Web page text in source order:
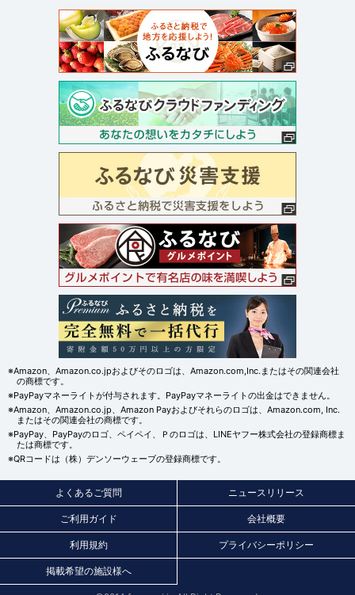
※Amazon、Amazon.co.jpおよびそのロゴは、Amazon.com,Inc.またはその関連会社
の商標です。
※PayPayマネーライトが付与されます。PayPayマネーライトの出金はできません。
※Amazon、Amazon.co.jp、Amazon Payおよびそれらのロゴは、Amazon.com, Inc.
またはその関連会社の商標です。
※PayPay、PayPayのロゴ、ペイペイ、Ｐのロゴは、LINEヤフー株式会社の登録商標ま
たは商標です。
※QRコードは（株）デンソーウェーブの登録商標です。
よくあるご質問 ニュースリリース
ご利用ガイド 会社概要
利用規約 プライバシーポリシー
掲載希望の施設様へ